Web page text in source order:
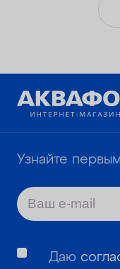
Узнайте
Даю